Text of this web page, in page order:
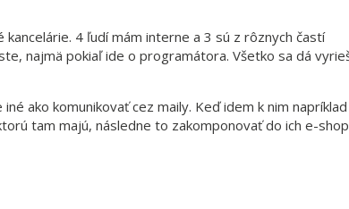
4 ľudí mám interne a 3 sú z rôznych častí
najmä pokiaľ ide o programátora. Všetko sa dá
ako komunikovať cez maily. Keď idem k nim
tam majú, následne to zakomponovať do ich e-